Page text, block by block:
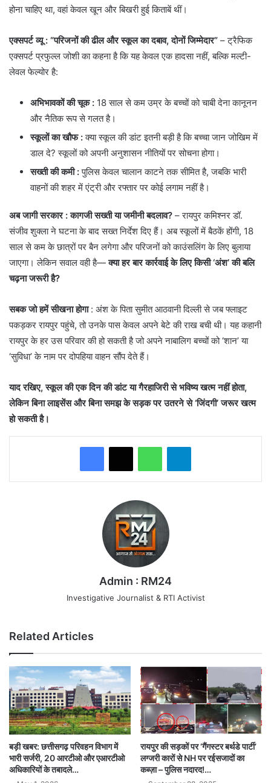
होना चाहिए था, वहां केवल खून और बिखरी हुई किताबें थीं।
एक्सपर्ट व्यू : “परिजनों की ढील और स्कूल का दबाव, दोनों जिम्मेदार” – ट्रैफिक
एक्सपर्ट प्रफुल्ल जोशी का कहना है कि यह केवल एक हादसा नहीं, बल्कि मल्टी-
लेवल फेल्योर है:
अभिभावकों की चूक : 18 साल से कम उम्र के बच्चों को चाबी देना कानूनन
और नैतिक रूप से गलत है।
स्कूलों का खौफ :क्या स्कूल की डांट इतनी बड़ी है कि बच्चा जान जोखिम में
डाल दे? स्कूलों को अपनी अनुशासन नीतियों पर सोचना होगा।
सख्ती की कमी :पुलिस केवल चालान काटने तक सीमित है, जबकि भारी
वाहनों की शहर में एंट्री और रफ्तार पर कोई लगाम नहीं है।
अब जागी सरकार : कागजी सख्ती या जमीनी बदलाव? – रायपुर कमिश्नर डॉ.
संजीव शुक्ला ने घटना के बाद सख्त निर्देश दिए हैं। अब स्कूलों में बैठकें होंगी, 18
साल से कम के छात्रों पर बैन लगेगा और परिजनों को काउंसलिंग के लिए बुलाया
जाएगा। लेकिन सवाल वही है—क्या हर बार कार्रवाई के लिए किसी ‘अंश’ की बलि
चढ़ना जरूरी है?
सबक जो हमें सीखना होगा: ​अंश के पिता सुमीत आठवानी दिल्ली से जब फ्लाइट
पकड़कर रायपुर पहुंचे, तो उनके पास केवल अपने बेटे की राख बची थी। यह कहानी
रायपुर के हर उस परिवार की हो सकती है जो अपने नाबालिग बच्चों को ‘शान’ या
‘सुविधा’ के नाम पर दोपहिया वाहन सौंप देते हैं।
याद रखिए, स्कूल की एक दिन की डांट या गैरहाजिरी से भविष्य खत्म नहीं होता,
लेकिन बिना लाइसेंस और बिना समझ के सड़क पर उतरने से ‘जिंदगी’ जरूर खत्म
हो सकती है।
WhatsAppTelegram
Admin : RM24
Investigative Journalist & RTI Activist
Related Articles
बड़ी खबर: छत्तीसगढ़ परिवहन विभाग में
भारी सर्जरी, 20 आरटीओ और एआरटीओ
अधिकारियों के तबादले…
रायपुर की सड़कों पर ‘गैंगस्टर बर्थडे पार्टी’
लग्जरी कारों से NH पर रईसजादों का
कब्ज़ा – पुलिस नदारद!…